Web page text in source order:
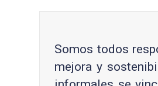
Somos todos
mejora y